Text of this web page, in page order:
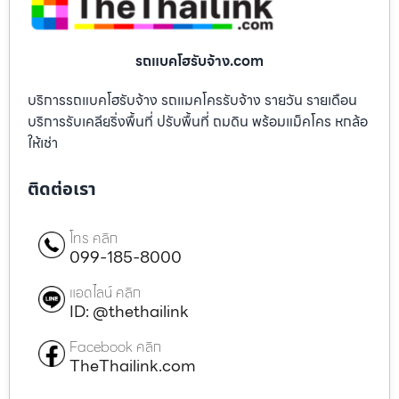
รถแบคโฮรับจ้าง.com
บริการรถแบคโฮรับจ้าง รถแมคโครรับจ้าง รายวัน รายเดือน
บริการรับเคลียริ่งพื้นที่ ปรับพื้นที่ ถมดิน พร้อมแม็คโคร หกล้อ
ให้เช่า
ติดต่อเรา
โทร คลิก
099-185-8000
แอดไลน์ คลิก
ID: @thethailink
Facebook คลิก
TheThailink.com